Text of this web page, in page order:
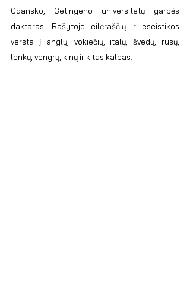
Gdansko, Getingeno universitetų garbės
daktaras. Rašytojo eilėraščių ir eseistikos
versta į anglų, vokiečių, italų, švedų, rusų,
lenkų, vengrų, kinų ir kitas kalbas.